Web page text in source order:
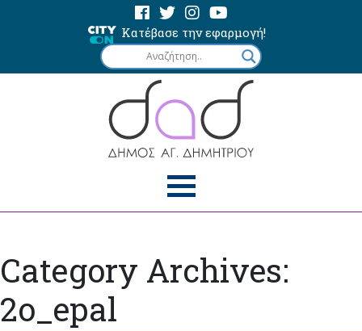
Κατέβασε την εφαρμογή!
Category Archives:
2o_epal